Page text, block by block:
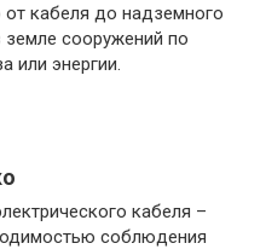
кабеля до надземного
сооружений по
или энергии.
кабеля –
соблюдения